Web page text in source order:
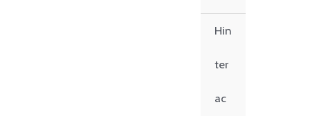
Hin
ter
ac